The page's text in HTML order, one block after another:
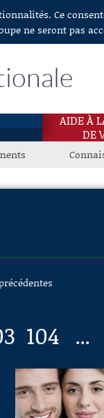
Ce
ne seront pas
AIDE À
DE
104 ...